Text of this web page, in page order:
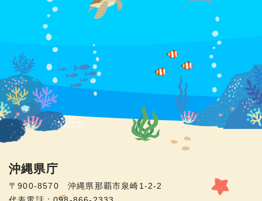
沖縄県庁
〒900-8570 沖縄県那覇市泉崎1-2-2